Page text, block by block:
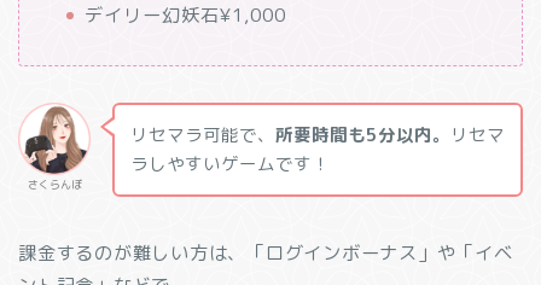
デイリー幻妖石¥1,000
さくらんぼ
リセマラ可能で、 所要時間も5分以内。
リセマ
ラしやすいゲームです！
課金するのが難しい方は、「ログインボーナス」や「イベ